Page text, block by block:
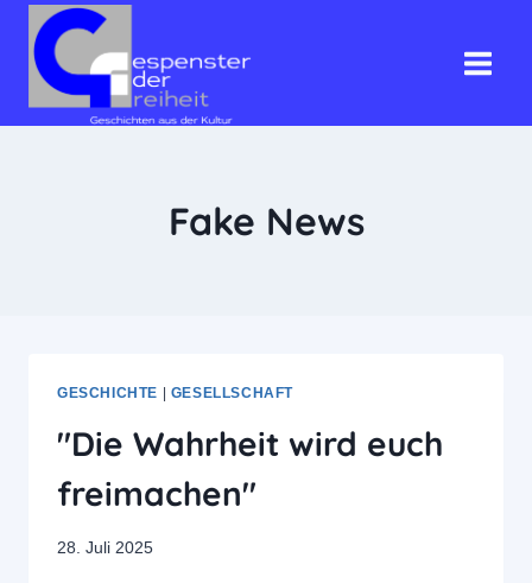
Inhalt
springen
Fake News
GESCHICHTE GESELLSCHAFT
"Die Wahrheit wird euch
freimachen"
28. Juli 2025